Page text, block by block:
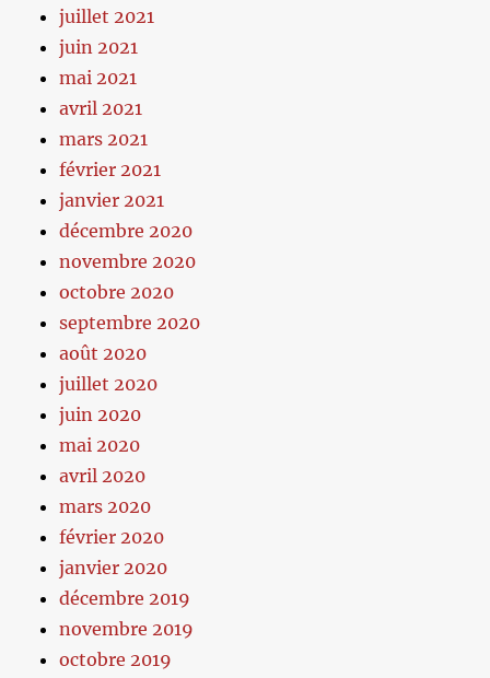
juillet 2021
juin 2021
mai 2021
avril 2021
mars 2021
février 2021
janvier 2021
décembre 2020
novembre 2020
octobre 2020
septembre 2020
août 2020
juillet 2020
juin 2020
mai 2020
avril 2020
mars 2020
février 2020
janvier 2020
décembre 2019
novembre 2019
octobre 2019